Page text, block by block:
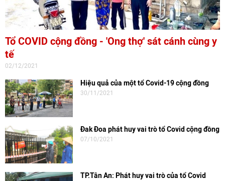
Tổ COVID cộng đồng - 'Ong thợ' sát cánh cùng y
tế
02/12/2021
Hiệu quả của một tổ Covid-19 cộng đồng
30/11/2021
Đak Đoa phát huy vai trò tổ Covid cộng đồng
07/10/2021
TP.Tân An: Phát huy vai trò của tổ Covid